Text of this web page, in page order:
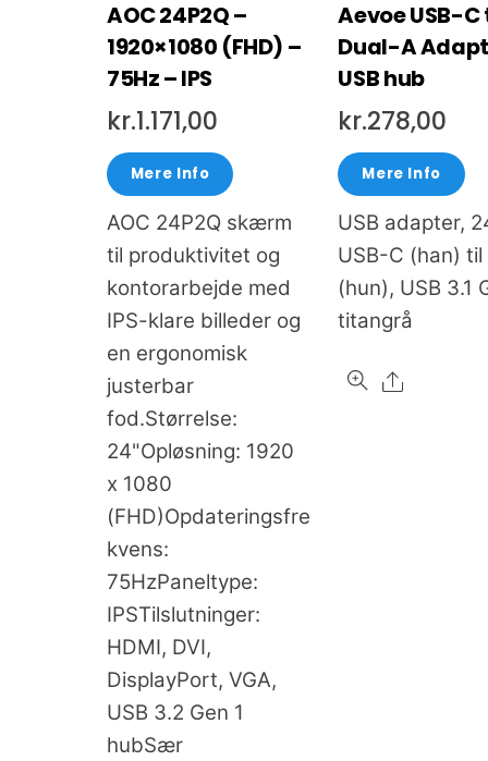
AOC 24P2Q –
1920×1080 (FHD) –
75Hz – IPS
kr.1.171,00
Mere Info
AOC 24P2Q skærm
til produktivitet og
kontorarbejde med
IPS-klare billeder og
en ergonomisk
justerbar
fod.Størrelse:
24"Opløsning: 1920
x 1080
(FHD)Opdateringsfre
kvens:
75HzPaneltype:
IPSTilslutninger:
HDMI, DVI,
DisplayPort, VGA,
USB 3.2 Gen 1
hubSær
Aevoe USB-C
Dual-A
USB hub
kr.278,00
Mere Info
USB adapter,
USB-C (han) til
(hun), USB 3.1
titangrå
Share